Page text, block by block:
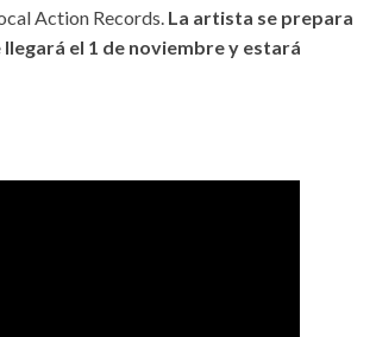
Action Records. La artista se prepara
el 1 de noviembre y estará